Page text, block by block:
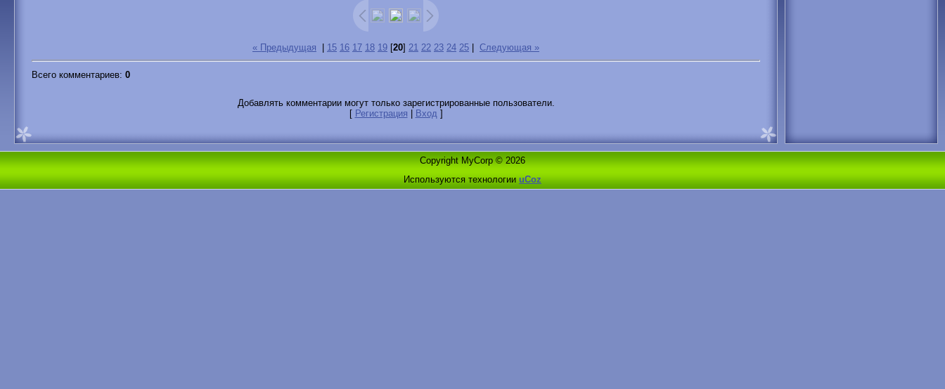
« Предыдущая 15 16 17 18 19 [20] 21 22 23 24 25 Следующая »
Всего комментариев: 0
Добавлять комментарии могут только зарегистрированные пользователи.
[ Регистрация Вход]
Copyright MyCorp © 2026
Используются технологииuCoz